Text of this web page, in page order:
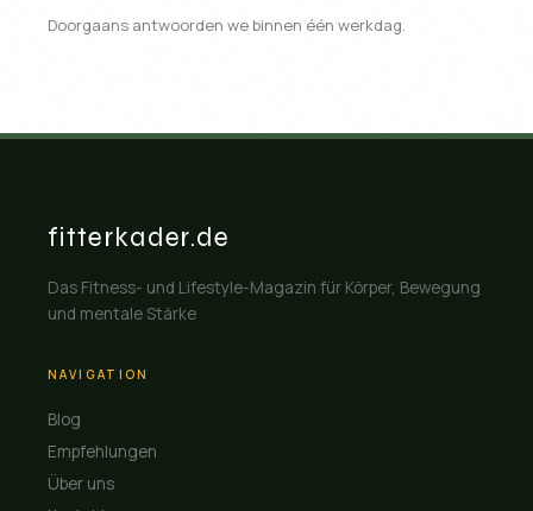
Doorgaans antwoorden we binnen één werkdag.
fitterkader.de
Das Fitness- und Lifestyle-Magazin für Körper, Bewegung
und mentale Stärke
NAVIGATION
Blog
Empfehlungen
Über uns